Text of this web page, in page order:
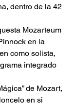
dentro de la 42
Mozarteum
en la
como solista,
integrado
de Mozart,
en si